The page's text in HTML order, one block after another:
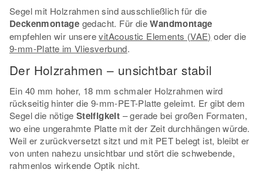
Segel mit Holzrahmen sind ausschließlich für die
Deckenmontage gedacht. Für dieWandmontage
empfehlen wir unserevitAcoustic Elements (VAE) oder die
9-mm-Platte im Vliesverbund.
Der Holzrahmen – unsichtbar stabil
Ein 40 mm hoher, 18 mm schmaler Holzrahmen wird
rückseitig hinter die 9-mm-PET-Platte geleimt. Er gibt dem
Segel die nötige Steifigkeit – gerade bei großen Formaten,
wo eine ungerahmte Platte mit der Zeit durchhängen würde.
Weil er zurückversetzt sitzt und mit PET belegt ist, bleibt er
von unten nahezu unsichtbar und stört die schwebende,
rahmenlos wirkende Optik nicht.